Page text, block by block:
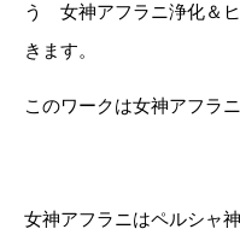
う 女神アフラニ浄化＆
きます。
このワークは女神アフラ
女神アフラニはペルシャ